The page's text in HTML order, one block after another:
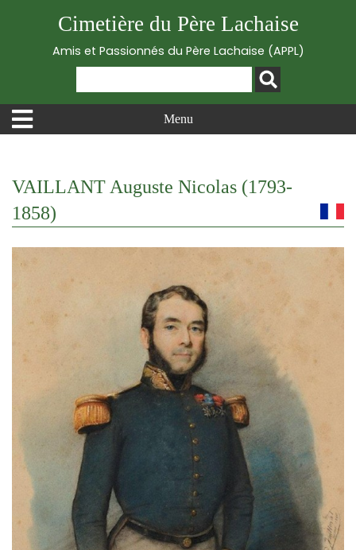
Cimetière du Père Lachaise
Amis et Passionnés du Père Lachaise (APPL)
Menu
VAILLANT Auguste Nicolas (1793-
1858)